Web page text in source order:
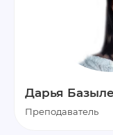
Дарья
Преподаватель